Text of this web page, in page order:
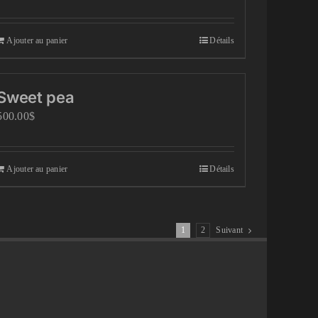
Ajouter au panier Détails
pea
$
Ajouter au panier Détails
1 2 Suivant